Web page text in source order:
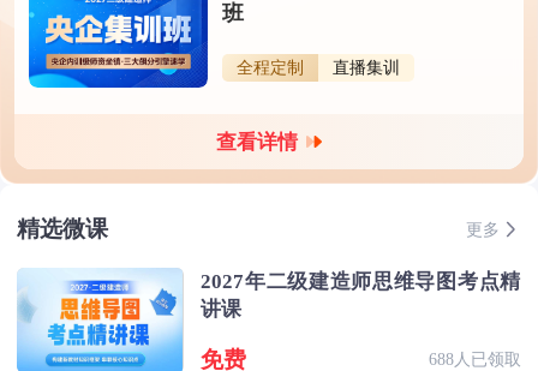
班
全程定制 直播集训
查看详情
精选微课 更多
2027年二级建造师思维导图考点精
讲课
免费 688人已领取